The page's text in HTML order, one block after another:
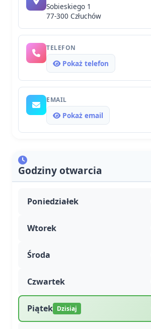
Sobieskiego 1
77-300 Człuchów
TELEFON
Pokaż telefon
EMAIL
Pokaż email
Godziny otwarcia
Poniedziałek
Wtorek
Środa
Czwartek
Piątek Dzisiaj